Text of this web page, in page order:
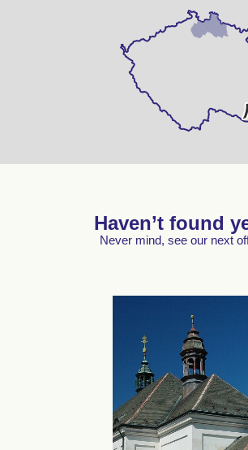
Haven’t found
Never mind, see our next